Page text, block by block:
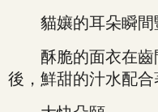
貓孃的耳朵瞬間
酥脆的面衣在齒
後，鮮甜的汁水配合